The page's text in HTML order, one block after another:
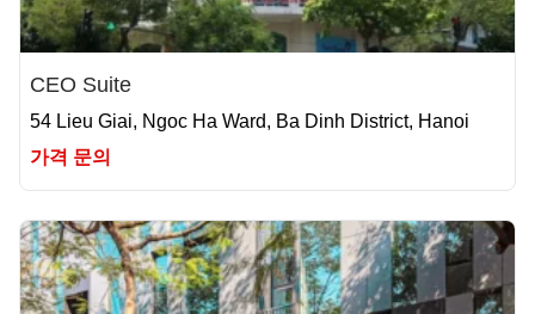
CEO Suite
54 Lieu Giai, Ngoc Ha Ward, Ba Dinh District, Hanoi
가격 문의